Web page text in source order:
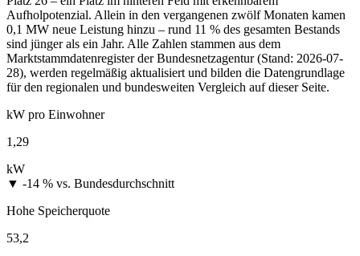
Aufholpotenzial. Allein in den vergangenen zwölf Monaten kamen
0,1 MW neue Leistung hinzu – rund 11 % des gesamten Bestands
sind jünger als ein Jahr. Alle Zahlen stammen aus dem
Marktstammdatenregister der Bundesnetzagentur (Stand: 2026-07-
28), werden regelmäßig aktualisiert und bilden die Datengrundlage
für den regionalen und bundesweiten Vergleich auf dieser Seite.
kW pro Einwohner
1,29
kW
▼ -14 % vs. Bundesdurchschnitt
Hohe Speicherquote
53,2